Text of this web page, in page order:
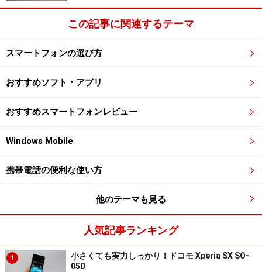
この記事に関連するテーマ
スマートフォンの選び方
おすすめソフト・アプリ
おすすめスマートフォンレビュー
Windows Mobile
携帯電話の便利な使い方
他のテーマも見る
人気記事ランキング
1
小さくても実力しっかり！ドコモ Xperia SX SO-
05D